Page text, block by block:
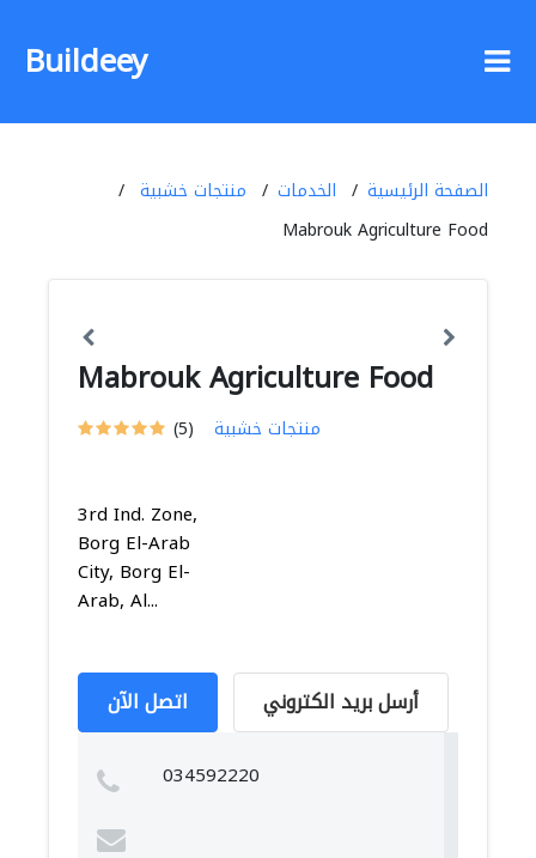
Buildeey
الصفحة الرئيسية الخدمات
منتجات خشبية
Mabrouk Agriculture Food
Mabrouk Agriculture Food
(5) منتجات خشبية
3rd Ind. Zone,
Borg El-Arab
City, Borg El-
Arab, Al...
اتصل الآن أرسل بريد الكتروني
034592220